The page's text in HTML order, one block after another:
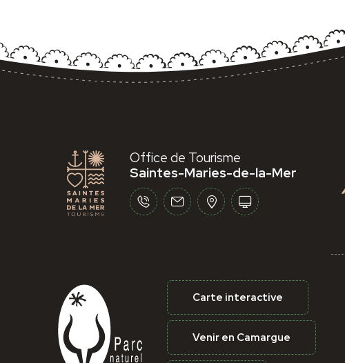
Office de Tourisme
Saintes-Maries-de-la-Mer
Carte interactive
Venir en Camargue